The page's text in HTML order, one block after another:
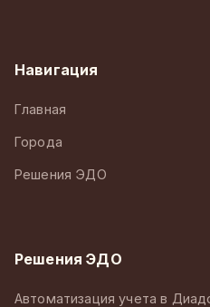
Навигация
Главная
Города
Решения ЭДО
Решения ЭДО
Автоматизация учета в